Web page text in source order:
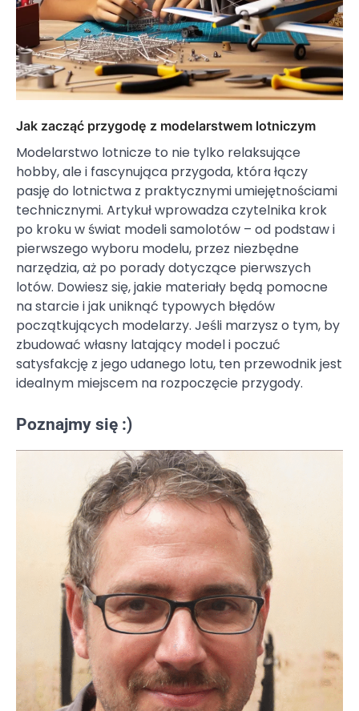
Jak zacząć przygodę z modelarstwem lotniczym
Modelarstwo lotnicze to nie tylko relaksujące
hobby, ale i fascynująca przygoda, która łączy
pasję do lotnictwa z praktycznymi umiejętnościami
technicznymi. Artykuł wprowadza czytelnika krok
po kroku w świat modeli samolotów – od podstaw i
pierwszego wyboru modelu, przez niezbędne
narzędzia, aż po porady dotyczące pierwszych
lotów. Dowiesz się, jakie materiały będą pomocne
na starcie i jak uniknąć typowych błędów
początkujących modelarzy. Jeśli marzysz o tym, by
zbudować własny latający model i poczuć
satysfakcję z jego udanego lotu, ten przewodnik jest
idealnym miejscem na rozpoczęcie przygody.
Poznajmy się :)